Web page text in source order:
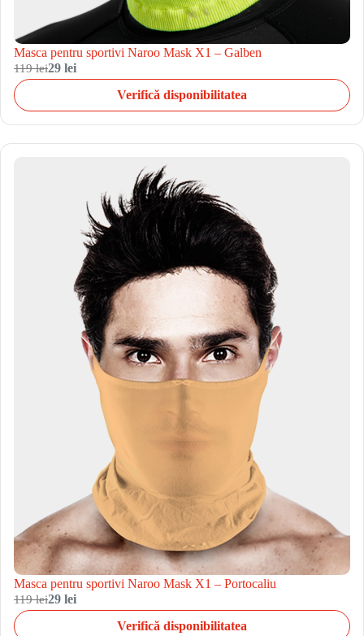
Masca pentru sportivi Naroo Mask X1 – Galben
119 lei29 lei
Verifică disponibilitatea
Masca pentru sportivi Naroo Mask X1 – Portocaliu
119 lei29 lei
Verifică disponibilitatea